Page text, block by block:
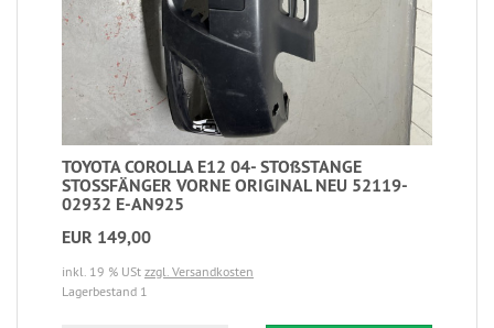
TOYOTA COROLLA E12 04- STOßSTANGE
STOSSFÄNGER VORNE ORIGINAL NEU 52119-
02932 E-AN925
EUR 149,00
inkl. 19 % USt zzgl. Versandkosten
Lagerbestand 1